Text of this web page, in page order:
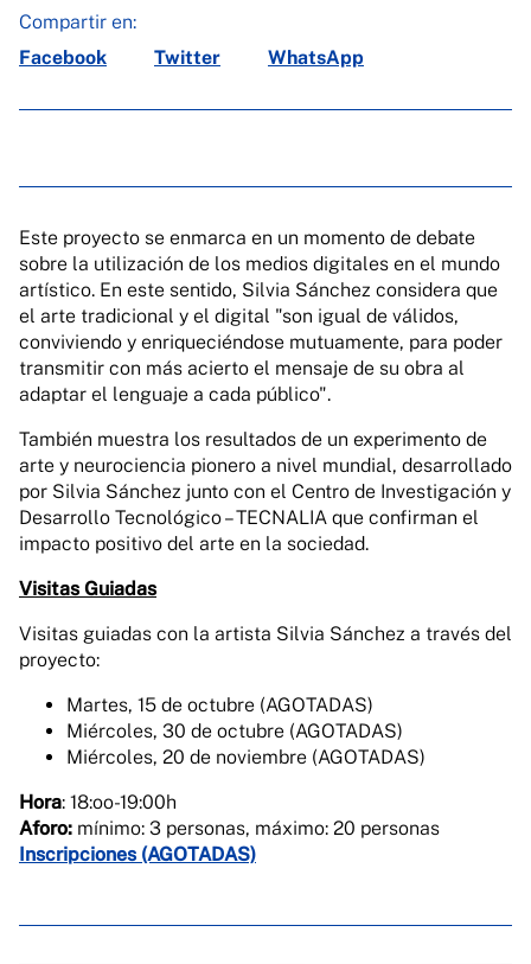
Compartir en:
Facebook
Twitter WhatsApp
Este proyecto se enmarca en un momento de debate
sobre la utilización de los medios digitales en el mundo
artístico. En este sentido, Silvia Sánchez considera que
el arte tradicional y el digital "son igual de válidos,
conviviendo y enriqueciéndose mutuamente, para poder
transmitir con más acierto el mensaje de su obra al
adaptar el lenguaje a cada público".
También muestra los resultados de un experimento de
arte y neurociencia pionero a nivel mundial, desarrollado
por Silvia Sánchez junto con el Centro de Investigación y
Desarrollo Tecnológico – TECNALIA que confirman el
impacto positivo del arte en la sociedad.
Visitas Guiadas
Visitas guiadas con la artista Silvia Sánchez a través del
proyecto:
Martes, 15 de octubre (AGOTADAS)
Miércoles, 30 de octubre (AGOTADAS)
Miércoles, 20 de noviembre (AGOTADAS)
Hora: 18:oo-19:00h
Aforo: mínimo: 3 personas, máximo: 20 personas
Inscripciones (AGOTADAS)